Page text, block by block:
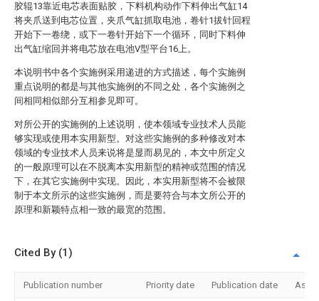
胶辊13靠近电芯表面贴胶，下料机构动作下料伸出气缸14
将夹爪送到电芯位置，夹爪气缸抓取电池，卷针1拔针回程
开始下一卷绕，或下一卷针开始下一个循环，同时下料伸
出气缸缩回并将电芯放在电池V型平台16上。
本说明书中各个实施例采用递进的方式描述，每个实施例
重点说明的都是与其他实施例的不同之处，各个实施例之
间相同相似部分互相参见即可。
对所公开的实施例的上述说明，使本领域专业技术人员能
够实现或使用本实用新型。对这些实施例的多种修改对本
领域的专业技术人员来说将是显而易见的，本文中所定义
的一般原理可以在不脱离本实用新型的精神或范围的情况
下，在其它实施例中实现。因此，本实用新型将不会被限
制于本文所示的这些实施例，而是要符合与本文所公开的
原理和新颖特点相一致的最宽的范围。
Cited By (1)
Publication number Priority date Publication date